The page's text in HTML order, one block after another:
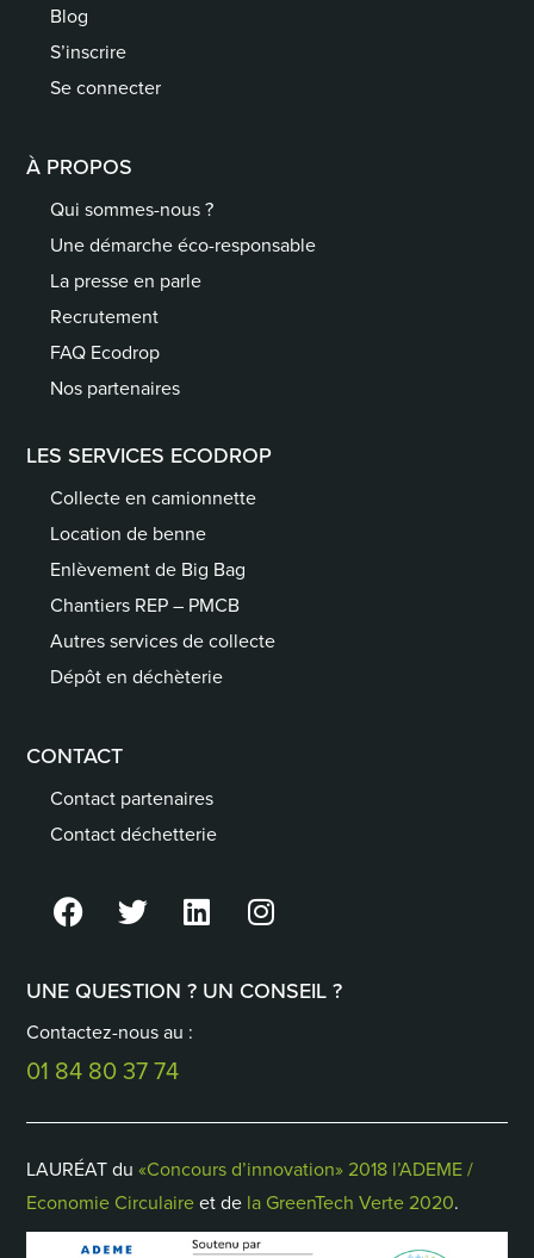
Blog
S’inscrire
Se connecter
À PROPOS
Qui sommes-nous ?
Une démarche éco-responsable
La presse en parle
Recrutement
FAQ Ecodrop
Nos partenaires
LES SERVICES ECODROP
Collecte en camionnette
Location de benne
Enlèvement de Big Bag
Chantiers REP – PMCB
Autres services de collecte
Dépôt en déchèterie
CONTACT
Contact partenaires
Contact déchetterie
UNE QUESTION ? UN CONSEIL ?
Contactez-nous au :
01 84 80 37 74
LAURÉAT du«Concours d’innovation» 2018 l’ADEME /
Economie Circulaireet de la GreenTech Verte 2020.